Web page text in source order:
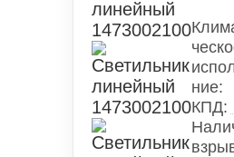
ние:
КПД: